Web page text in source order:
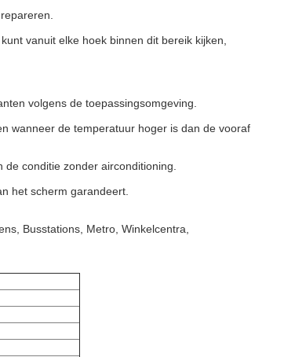
vanuit elke hoek binnen dit bereik kijken,
volgens de toepassingsomgeving.
wanneer de temperatuur hoger is dan de vooraf
conditie zonder airconditioning.
het scherm garandeert.
Busstations, Metro, Winkelcentra,